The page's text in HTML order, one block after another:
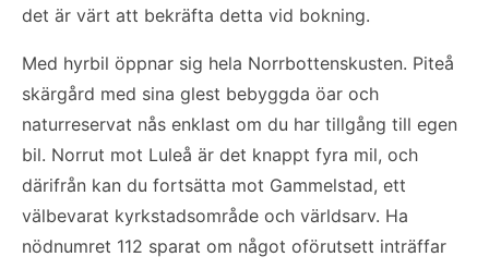
det är värt att bekräfta detta vid bokning.
Med hyrbil öppnar sig hela Norrbottenskusten. Piteå
skärgård med sina glest bebyggda öar och
naturreservat nås enklast om du har tillgång till egen
bil. Norrut mot Luleå är det knappt fyra mil, och
därifrån kan du fortsätta mot Gammelstad, ett
välbevarat kyrkstadsområde och världsarv. Ha
nödnumret 112 sparat om något oförutsett inträffar